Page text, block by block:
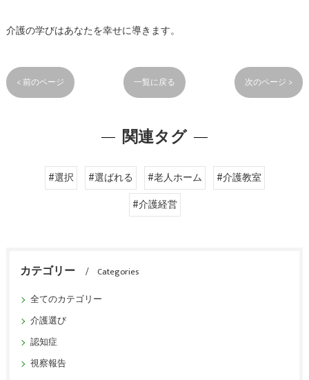
介護の学びはあなたを幸せに導きます。
< 前のページ 一覧に戻る 次のページ >
関連タグ
#選択 #選ばれる #老人ホーム
#介護教室
#介護経営
カテゴリー
Categories
全てのカテゴリー
介護選び
認知症
視察報告